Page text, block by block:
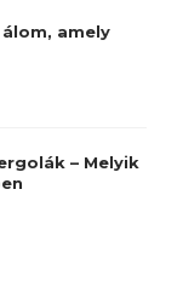
amely
– Melyik